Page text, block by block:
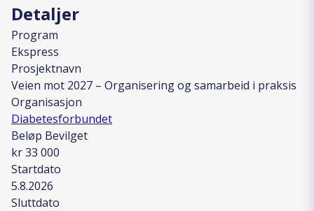
Detaljer
Program
Ekspress
Prosjektnavn
Veien mot 2027 – Organisering og samarbeid i praksis
Organisasjon
Diabetesforbundet
Beløp Bevilget
kr 33 000
Startdato
5.8.2026
Sluttdato